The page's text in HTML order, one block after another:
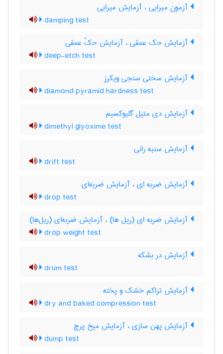
آزمون میرایی ، آزمایش میرایی
damping test
آزمایش حک عمقی ، آزمایش حکّ عمقی
deep-etch test
آزمایش سختی سنجی ویکرز
diamond pyramid hardness test
آزمایش دی متیل گلیوکسیم
dimethyl glyoxime test
آزمایش سنبه رانی
drift test
آزمایش ضربه ای ، آزمایش ضربه‌ای
drop test
آزمایش ضربه ای (ریل ها) ، آزمایش ضربه‌ای (ریل‌ها)
drop weight test
آزمایش در بشکه
drum test
آزمایش تراکم خشک و پخته
dry and baked compression test
آزمایش پهن سازی ، آزمایش میخ پرچ
dump test